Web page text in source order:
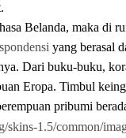
Belanda, maka di
yang berasal
Dari buku-buku,
Eropa. Timbul
pribumi